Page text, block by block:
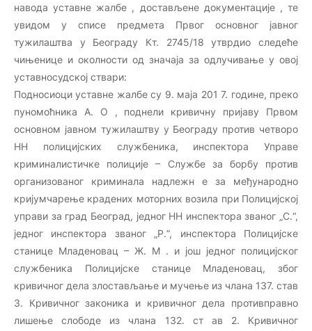
навода уставне жалбе , достављене документације , те
увидом у списе предмета Првог основног јавног
тужилаштва у Београду Кт. 2745/18 утврдио следеће
чињенице и околности од значаја за одлучивање у овој
уставносудској ствари:
Подносиоци уставне жалбе су 9. маја 201 7. године, преко
пуномоћника А. О , поднели кривичну пријаву Првом
основном јавном тужилаштву у Београду против четворо
НН полицијских службеника, инспектора Управе
криминалистичке полиције – Службе за борбу против
организованог криминала надлежн е за међународно
кријумчарење крадених моторних возила при Полицијској
управи за град Београд, једног НН инспектора званог „С.“,
једног инспектора званог „Р.“, инспектора Полицијске
станице Младеновац – Ж. М . и још једног полицијског
службеника Полицијске станице Младеновац, због
кривичног дела злостављање и мучење из члана 137. став
3. Кривичног законика и кривичног дела противправно
лишење слободе из члана 132. ст ав 2. Кривичног